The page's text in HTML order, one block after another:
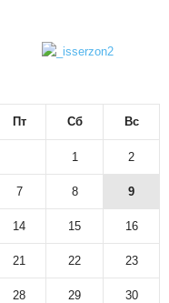
Пт Сб Вс
1 2
7 8 9
14 15 16
21 22 23
28 29 30